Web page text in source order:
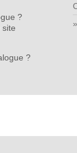
?
site
?